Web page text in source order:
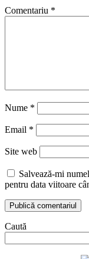
Comentariu *
Nume *
Email *
Site web
Salvează-mi
pentru data viitoare
Caută